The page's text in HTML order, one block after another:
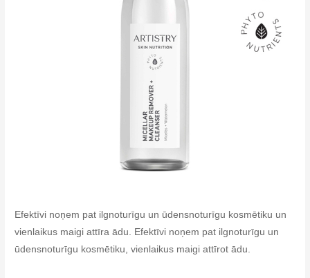
Efektīvi noņem pat ilgnoturīgu un ūdensnoturīgu kosmētiku un
vienlaikus maigi attīra ādu. Efektīvi noņem pat ilgnoturīgu un
ūdensnoturīgu kosmētiku, vienlaikus maigi attīrot ādu.